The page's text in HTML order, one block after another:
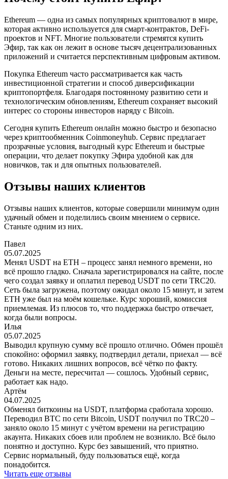
Ethereum — одна из самых популярных криптовалют в мире,
которая активно используется для смарт-контрактов, DeFi-
проектов и NFT. Многие пользователи стремятся купить
Эфир, так как он лежит в основе тысяч децентрализованных
приложений и считается перспективным цифровым активом.
Покупка Ethereum часто рассматривается как часть
инвестиционной стратегии и способ диверсификации
криптопортфеля. Благодаря постоянному развитию сети и
технологическим обновлениям, Ethereum сохраняет высокий
интерес со стороны инвесторов наряду с Bitcoin.
Сегодня купить Ethereum онлайн можно быстро и безопасно
через криптообменник Coinmoneyhub. Сервис предлагает
прозрачные условия, выгодный курс Ethereum и быстрые
операции, что делает покупку Эфира удобной как для
новичков, так и для опытных пользователей.
Отзывы наших клиентов
Отзывы наших клиентов, которые совершили минимум один
удачный обмен и поделились своим мнением о сервисе.
Станьте одним из них.
Павел
05.07.2025
Менял USDT на ETH – процесс занял немного времени, но
всё прошло гладко. Сначала зарегистрировался на сайте, после
чего создал заявку и оплатил перевод USDT по сети TRC20.
Сеть была загружена, поэтому ожидал около 15 минут, и затем
ETH уже был на моём кошельке. Курс хороший, комиссия
приемлемая. Из плюсов то, что поддержка быстро отвечает,
когда были вопросы.
Илья
05.07.2025
Выводил крупную сумму всё прошло отлично. Обмен прошёл
спокойно: оформил заявку, подтвердил детали, приехал — всё
готово. Никаких лишних вопросов, всё чётко по факту.
Деньги на месте, пересчитал — сошлось. Удобный сервис,
работает как надо.
Артём
04.07.2025
Обменял биткоины на USDT, платформа сработала хорошо.
Переводил BTC по сети Bitcoin, USDT получил по TRC20 –
заняло около 15 минут с учётом времени на регистрацию
акаунта. Никаких сбоев или проблем не возникло. Всё было
понятно и доступно. Курс без завышений, что приятно.
Сервис нормальный, буду пользоваться ещё, когда
понадобится.
Читать еще отзывы